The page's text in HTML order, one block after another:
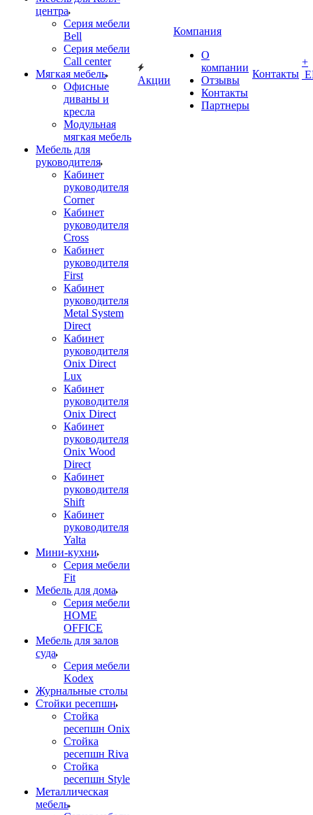
центра
Серия мебели
Bell
Серия мебели
Call center
Мягкая мебель
Офисные
диваны и
кресла
Модульная
мягкая мебель
Мебель для
руководителя
Кабинет
руководителя
Corner
Кабинет
руководителя
Cross
Кабинет
руководителя
First
Кабинет
руководителя
Metal System
Direct
Кабинет
руководителя
Onix Direct
Lux
Кабинет
руководителя
Onix Direct
Кабинет
руководителя
Onix Wood
Direct
Кабинет
руководителя
Shift
Кабинет
руководителя
Yalta
Мини-кухни
Серия мебели
Fit
Мебель для дома
Серия мебели
HOME
OFFICE
Мебель для залов
суда
Серия мебели
Kodex
Журнальные столы
Стойки ресепшн
Стойка
ресепшн Onix
Стойка
ресепшн Riva
Стойка
ресепшн Style
Металлическая
мебель
Акции
Компания
О
компании
Отзывы
Контакты
Партнеры
Контакты
+